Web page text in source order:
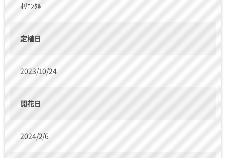
ｵﾘｴﾝﾀﾙ
定植日
2023/10/24
開花日
2024/2/6